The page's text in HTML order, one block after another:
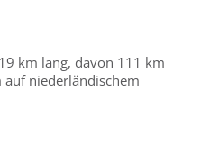
km lang, davon 111 km
niederländischem